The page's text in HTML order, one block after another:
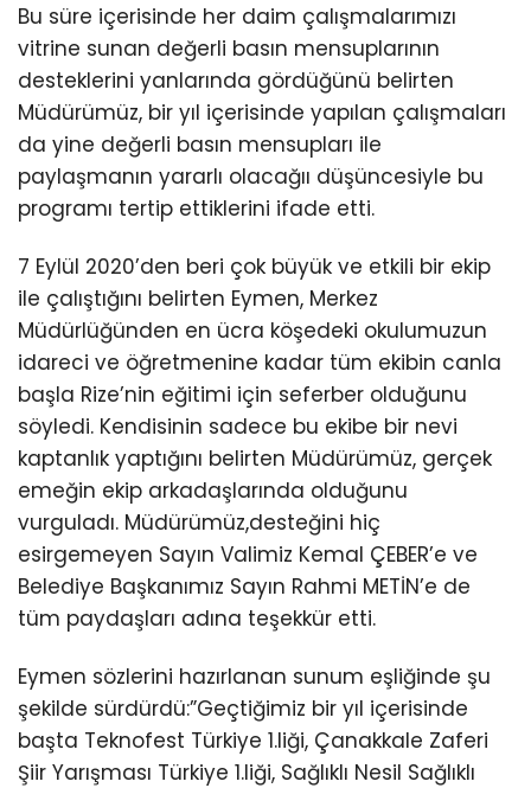
Bu süre içerisinde her daim çalışmalarımızı
vitrine sunan değerli basın mensuplarının
desteklerini yanlarında gördüğünü belirten
Müdürümüz, bir yıl içerisinde yapılan çalışmaları
da yine değerli basın mensupları ile
paylaşmanın yararlı olacağıı düşüncesiyle bu
programı tertip ettiklerini ifade etti.
7 Eylül 2020’den beri çok büyük ve etkili bir ekip
ile çalıştığını belirten Eymen, Merkez
Müdürlüğünden en ücra köşedeki okulumuzun
idareci ve öğretmenine kadar tüm ekibin canla
başla Rize’nin eğitimi için seferber olduğunu
söyledi. Kendisinin sadece bu ekibe bir nevi
kaptanlık yaptığını belirten Müdürümüz, gerçek
emeğin ekip arkadaşlarında olduğunu
vurguladı. Müdürümüz,desteğini hiç
esirgemeyen Sayın Valimiz Kemal ÇEBER’e ve
Belediye Başkanımız Sayın Rahmi METİN’e de
tüm paydaşları adına teşekkür etti.
Eymen sözlerini hazırlanan sunum eşliğinde şu
şekilde sürdürdü:”Geçtiğimiz bir yıl içerisinde
başta Teknofest Türkiye 1.liği, Çanakkale Zaferi
Şiir Yarışması Türkiye 1.liği, Sağlıklı Nesil Sağlıklı